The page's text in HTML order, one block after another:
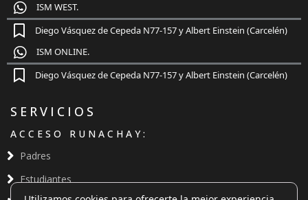
ISM WEST.
Diego Vásquez de Cepeda N77-157 y Albert Einstein (Carcelén)
ISM ONLINE.
Diego Vásquez de Cepeda N77-157 y Albert Einstein (Carcelén)
SERVICIOS
ACCESO RUNACHAY:
Padres
Estudiantes